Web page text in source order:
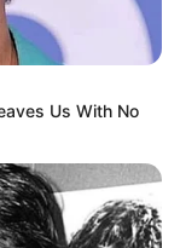
Us With No